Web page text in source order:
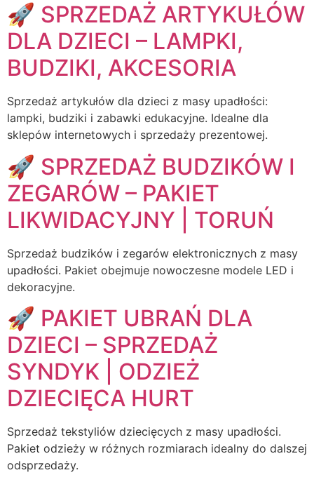
🚀 SPRZEDAŻ ARTYKUŁÓW
DLA DZIECI – LAMPKI,
BUDZIKI, AKCESORIA
Sprzedaż artykułów dla dzieci z masy upadłości:
lampki, budziki i zabawki edukacyjne. Idealne dla
sklepów internetowych i sprzedaży prezentowej.
🚀 SPRZEDAŻ BUDZIKÓW I
ZEGARÓW – PAKIET
LIKWIDACYJNY | TORUŃ
Sprzedaż budzików i zegarów elektronicznych z masy
upadłości. Pakiet obejmuje nowoczesne modele LED i
dekoracyjne.
🚀 PAKIET UBRAŃ DLA
DZIECI – SPRZEDAŻ
SYNDYK | ODZIEŻ
DZIECIĘCA HURT
Sprzedaż tekstyliów dziecięcych z masy upadłości.
Pakiet odzieży w różnych rozmiarach idealny do dalszej
odsprzedaży.